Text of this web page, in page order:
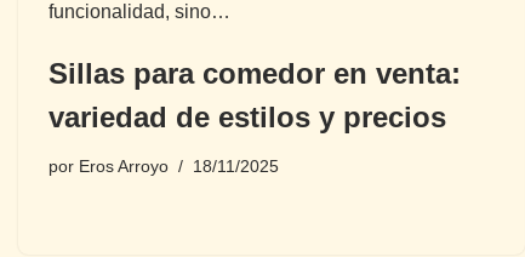
funcionalidad, sino…
Sillas para comedor en venta:
variedad de estilos y precios
por Eros Arroyo 18/11/2025